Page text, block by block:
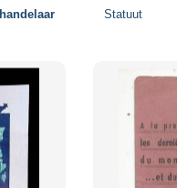
Statuut